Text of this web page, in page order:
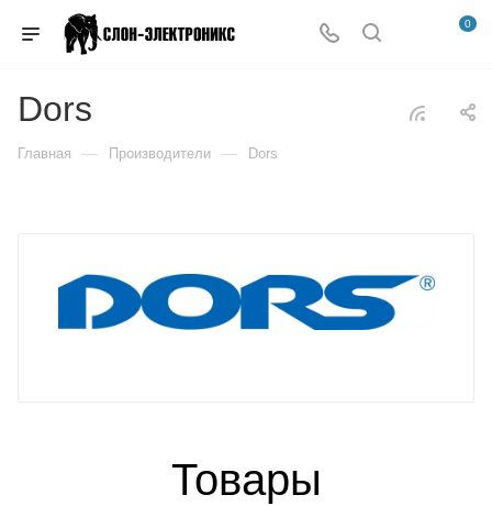
0
Dors
Главная — Производители — Dors
Товары